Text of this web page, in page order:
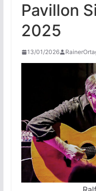
Pavillon
2025
13/01/2026